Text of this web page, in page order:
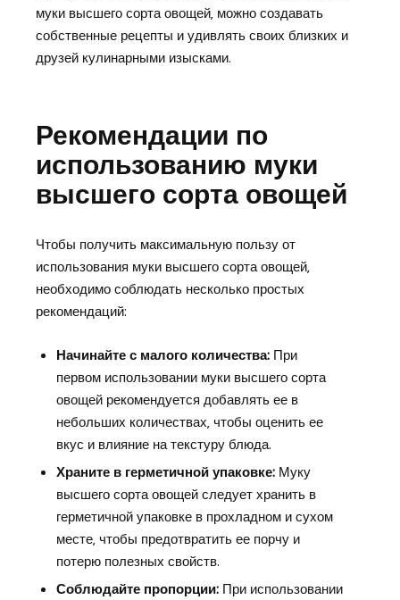
муки высшего сорта овощей‚ можно создавать
собственные рецепты и удивлять своих близких и
друзей кулинарными изысками.
Рекомендации по
использованию муки
высшего сорта овощей
Чтобы получить максимальную пользу от
использования муки высшего сорта овощей‚
необходимо соблюдать несколько простых
рекомендаций:
Начинайте с малого количества:При
первом использовании муки высшего сорта
овощей рекомендуется добавлять ее в
небольших количествах‚ чтобы оценить ее
вкус и влияние на текстуру блюда.
Храните в герметичной упаковке:Муку
высшего сорта овощей следует хранить в
герметичной упаковке в прохладном и сухом
месте‚ чтобы предотвратить ее порчу и
потерю полезных свойств.
Соблюдайте пропорции:При использовании